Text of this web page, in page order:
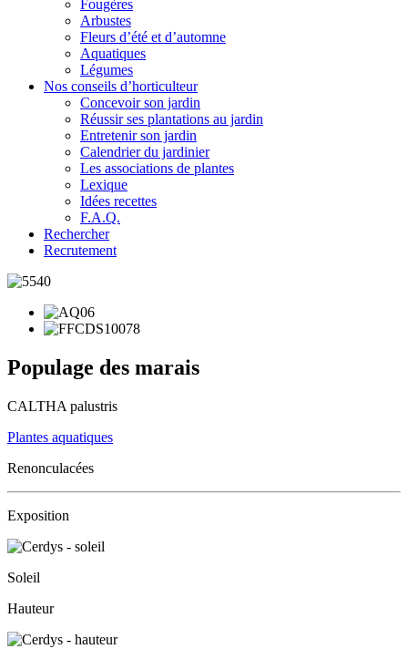
Fougères
Arbustes
Fleurs d’été et d’automne
Aquatiques
Légumes
Nos conseils d’horticulteur
Concevoir son jardin
Réussir ses plantations au jardin
Entretenir son jardin
Calendrier du jardinier
Les associations de plantes
Lexique
Idées recettes
F.A.Q.
Rechercher
Recrutement
Populage des marais
CALTHA palustris
Plantes aquatiques
Renonculacées
Exposition
Soleil
Hauteur